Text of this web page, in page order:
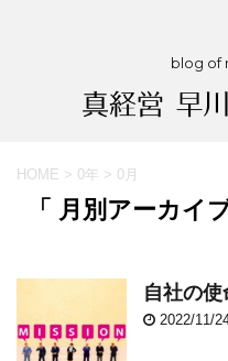
blog of
HOME > 0年 > 0月
「 月別アーカイ
自社の
2022/11/